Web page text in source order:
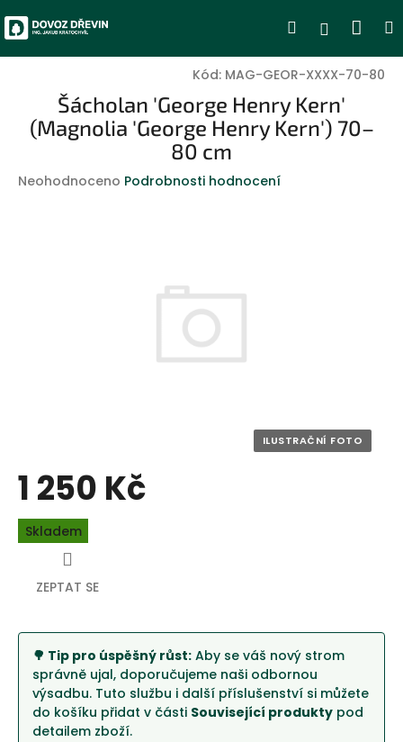
na
obsah
Hledat
Kód: MAG-GEOR-XXXX-70-80
Šácholan 'George Henry Kern'
(Magnolia 'George Henry Kern') 70–
80 cm
Průměrné
Neohodnoceno Podrobnosti hodnocení
1 250 Kč
Měrná
cena:
Skladem
🌳 Tip pro úspěšný růst: Aby se váš nový strom
správně ujal, doporučujeme naši odbornou
výsadbu. Tuto službu i další příslušenství si můžete
do košíku přidat v části Související produkty pod
detailem zboží.
ZEPTAT SE